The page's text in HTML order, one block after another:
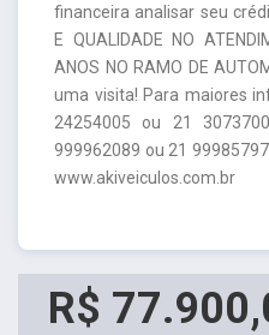
financeira analisar seu
E QUALIDADE NO
ANOS NO RAMO DE
uma visita! Para maiores
24254005 ou 21
999962089 ou 21
www.akiveiculos.com.br
R$